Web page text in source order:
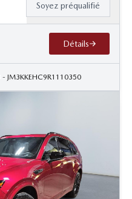
Soyez préqualifié
Détails
- JM3KKEHC9R1110350